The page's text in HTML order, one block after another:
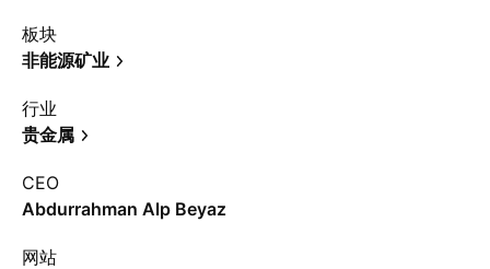
板块
非能源矿业
行业
贵金属
CEO
Abdurrahman Alp Beyaz
网站